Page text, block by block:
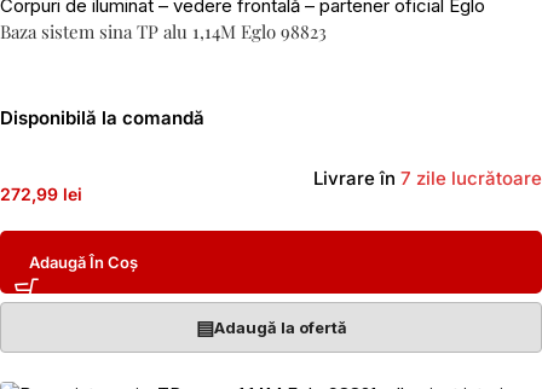
Baza sistem sina TP alu 1,14M Eglo 98823
Disponibilă la comandă
272,99 lei
Livrare în 7 zile lucrătoare
Adaugă În Coș
▤Adaugă la ofertă